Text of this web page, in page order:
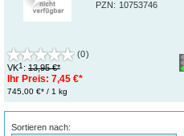
PZN: 10753746
(0)
VK1: 13,95 €*
Ihr Preis: 7,45 €*
745,00 €* / 1 kg
Sortieren nach: